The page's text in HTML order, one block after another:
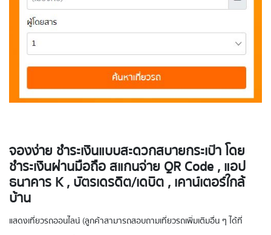
จองง่าย ชำระเงินแบบสะดวกสบายกระเป๋า โดย
ชำระเงินผ่านมือถือ สแกนจ่าย QR Code , แอป
ธนาคาร K , บัตรเดรดิต/เดบิต , เคาน์เตอร์ใกล้
บ้าน
แสดงเที่ยวรถออนไลน์ (ลูกค้าสามารถสอบถามเที่ยวรถเพิ่มเติมอื่น ๆ ได้ที่